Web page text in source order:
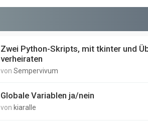
Zwei Python-Skripts, mit tkinter und
verheiraten
von Sempervivum
Globale Variablen ja/nein
von kiaralle